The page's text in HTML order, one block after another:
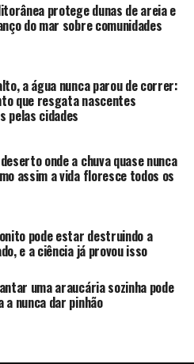
protege dunas de areia e
do mar sobre comunidades
a água nunca parou de correr:
que resgata nascentes
pelas cidades
onde a chuva quase nunca
assim a vida floresce todos os
pode estar destruindo a
e a ciência já provou isso
uma araucária sozinha pode
a nunca dar pinhão